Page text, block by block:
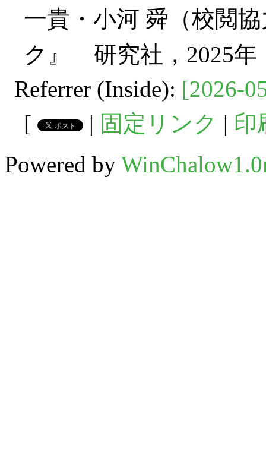
一貴・小河 舜（校閲
ク』 研究社，2025年
Referrer (Inside): [2026-
[
| 固定リンク | 印
Powered by